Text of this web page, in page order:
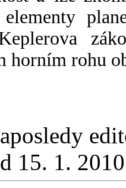
elementy
horním rohu
15. 1.